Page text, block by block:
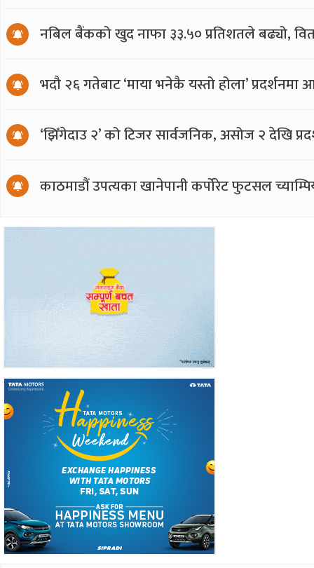
नबिल बैंकको खुद नाफा ३३.५० प्रतिशतले बढ्यो,
भदौ २६ गतेबाट ‘माया भनेकै यस्तो होला’ प्रदर्शनमा
‘झिँगेदाउ २’ को टिजर सार्वजनिक, असोज २ देखि
काठमाडौं उपत्यका खानेपानी कर्पोरेट फुटसल